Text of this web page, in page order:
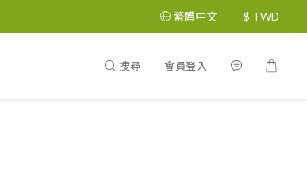
繁體中文 $ TWD
搜尋 會員登入